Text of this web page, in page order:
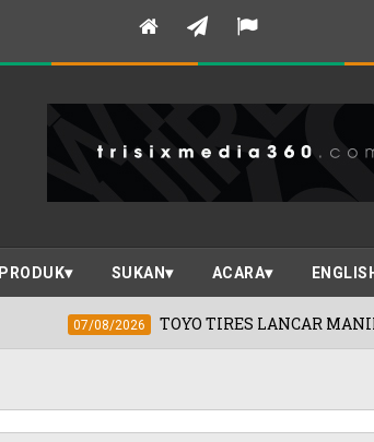
PRODUK SUKAN ACARA
TOYO TIRES LANCAR MANIFESTO 'BUATAN